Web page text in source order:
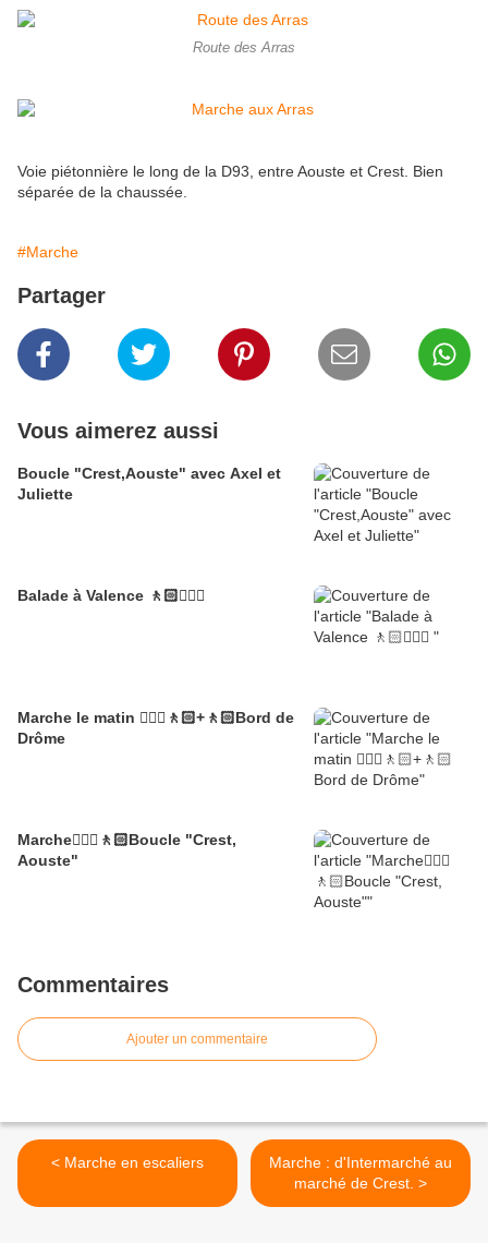
Route des Arras
Voie piétonnière le long de la D93, entre Aouste et Crest. Bien
séparée de la chaussée.
#Marche
Partager
Vous aimerez aussi
Boucle "Crest,Aouste" avec Axel et
Juliette
Balade à Valence 🚶🏻🚶🏼‍♂️
Marche le matin 🚶🏼‍♂️🚶🏻+🚶🏻Bord de
Drôme
Marche🚶🏼‍♂️🚶🏻Boucle "Crest,
Aouste"
Commentaires
Ajouter un commentaire
< Marche en escaliers
Marche : d'Intermarché au
marché de Crest. >